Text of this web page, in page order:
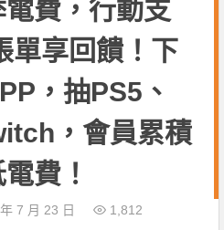
費，行動支
單享回饋！下
，抽PS5、
，會員累積
費！
7 月 23 日 1,812